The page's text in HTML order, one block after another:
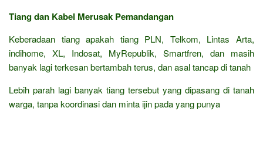
Tiang dan Kabel Merusak Pemandangan
Keberadaan tiang apakah tiang PLN, Telkom, Lintas Arta,
indihome, XL, Indosat, MyRepublik, Smartfren, dan masih
banyak lagi terkesan bertambah terus, dan asal tancap di tanah
Lebih parah lagi banyak tiang tersebut yang dipasang di tanah
warga, tanpa koordinasi dan minta ijin pada yang punya